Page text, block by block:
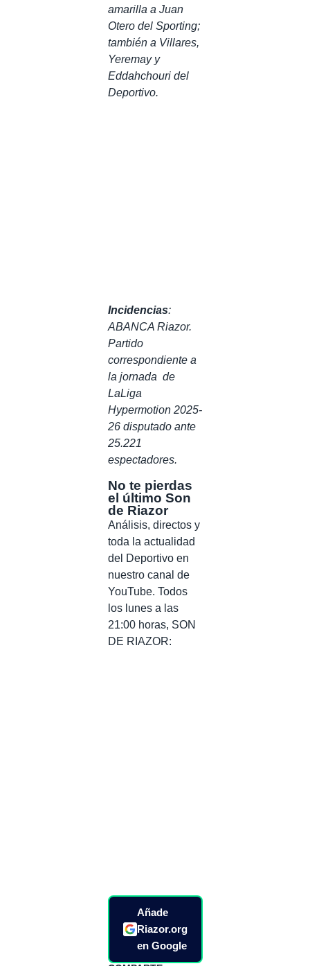
amarilla a Juan
Otero del Sporting;
también a Villares,
Yeremay y
Eddahchouri del
Deportivo.
Incidencias:
ABANCA Riazor.
Partido
correspondiente a
la jornada de
LaLiga
Hypermotion 2025-
26 disputado ante
25.221
espectadores.
No te pierdas
el último Son
de Riazor
Análisis, directos y
toda la actualidad
del Deportivo en
nuestro canal de
YouTube. Todos
los lunes a las
21:00 horas, SON
DE RIAZOR:
Añade
Riazor.org
en Google